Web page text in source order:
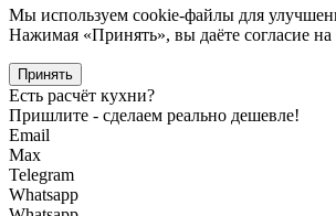
Мы используем cookie-файлы для
Нажимая «Принять», вы даёте согласие на
Принять
Есть расчёт кухни?
Пришлите - сделаем реально дешевле!
Email
Max
Telegram
Whatsapp